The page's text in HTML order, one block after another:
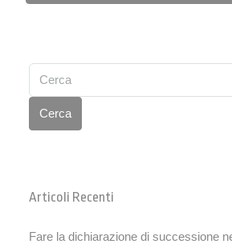
Cerca
Articoli Recenti
Fare la dichiarazione di successione